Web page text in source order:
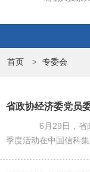
首页 > 专委会
6月29日，省政
季度活动在中国信科